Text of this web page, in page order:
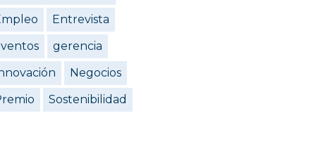
Entrevista
gerencia
Negocios
Sostenibilidad